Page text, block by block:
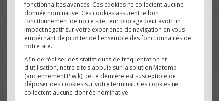
fonctionnalités avancés. Ces cookies ne collectent aucune
donnée nominative. Ces cookies assurent le bon
fonctionnement de notre site, leur blocage peut avoir un
impact négatif sur votre expérience de navigation en vous
empéchant de profiter de l'ensemble des fonctionnalités de
notre site.
Afin de réaliser des statistiques de fréquentation et
d'utilisation, notre site s'appuie sur la solution Matomo
(anciennement Piwik), cette dernière est susceptible de
déposer des cookies sur votre terminal. Ces cookies ne
collectent aucune donnée nominative.